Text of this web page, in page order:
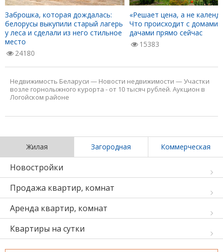
Заброшка, которая дождалась:
белорусы выкупили старый лагерь
у леса и сделали из него стильное
место
24180
«Решает цена, а не
Что происходит с домами
дачами прямо сейчас
15383
Недвижимость Беларуси — Новости недвижимости — Участки
возле горнолыжного курорта - от 10 тысяч рублей. Аукцион в
Логойском районе
Жилая Загородная Коммерческая
Новостройки
Продажа квартир, комнат
Аренда квартир, комнат
Квартиры на сутки